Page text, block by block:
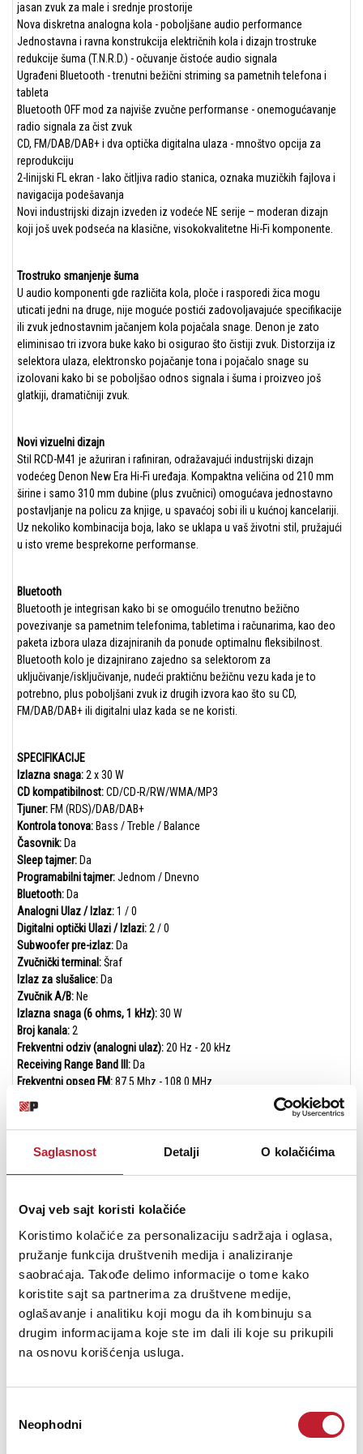
Saglasnost Detalji O kolačićima
Ovaj veb sajt koristi kolačiće
Koristimo kolačiće za personalizaciju sadržaja i oglasa,
pružanje funkcija društvenih medija i analiziranje
saobraćaja. Takođe delimo informacije o tome kako
koristite sajt sa partnerima za društvene medije,
oglašavanje i analitiku koji mogu da ih kombinuju sa
drugim informacijama koje ste im dali ili koje su prikupili
na osnovu korišćenja usluga.
сагласности
Neophodni
jasan zvuk za male i srednje prostorije
Nova diskretna analogna kola - poboljšane audio performance
Jednostavna i ravna konstrukcija električnih kola i dizajn trostruke
redukcije šuma (T.N.R.D.) - očuvanje čistoće audio signala
Ugrađeni Bluetooth - trenutni bežični striming sa pametnih telefona i
tableta
Bluetooth OFF mod za najviše zvučne performanse - onemogućavanje
radio signala za čist zvuk
CD, FM/DAB/DAB+ i dva optička digitalna ulaza - mnoštvo opcija za
reprodukciju
2-linijski FL ekran - lako čitljiva radio stanica, oznaka muzičkih fajlova i
navigacija podešavanja
Novi industrijski dizajn izveden iz vodeće NE serije – moderan dizajn
koji još uvek podseća na klasične, visokokvalitetne Hi-Fi komponente.
Trostruko smanjenje šuma
U audio komponenti gde različita kola, ploče i rasporedi žica mogu
uticati jedni na druge, nije moguće postići zadovoljavajuće specifikacije
ili zvuk jednostavnim jačanjem kola pojačala snage. Denon je zato
eliminisao tri izvora buke kako bi osigurao što čistiji zvuk. Distorzija iz
selektora ulaza, elektronsko pojačanje tona i pojačalo snage su
izolovani kako bi se poboljšao odnos signala i šuma i proizveo još
glatkiji, dramatičniji zvuk.
Novi vizuelni dizajn
Stil RCD-M41 je ažuriran i rafiniran, odražavajući industrijski dizajn
vodećeg Denon New Era Hi-Fi uređaja. Kompaktna veličina od 210 mm
širine i samo 310 mm dubine (plus zvučnici) omogućava jednostavno
postavljanje na policu za knjige, u spavaćoj sobi ili u kućnoj kancelariji.
Uz nekoliko kombinacija boja, lako se uklapa u vaš životni stil, pružajući
u isto vreme besprekorne performanse.
Bluetooth
Bluetooth je integrisan kako bi se omogućilo trenutno bežično
povezivanje sa pametnim telefonima, tabletima i računarima, kao deo
paketa izbora ulaza dizajniranih da ponude optimalnu fleksibilnost.
Bluetooth kolo je dizajnirano zajedno sa selektorom za
uključivanje/isključivanje, nudeći praktičnu bežičnu vezu kada je to
potrebno, plus poboljšani zvuk iz drugih izvora kao što su CD,
FM/DAB/DAB+ ili digitalni ulaz kada se ne koristi.
SPECIFIKACIJE
Izlazna snaga:2 x 30 W
CD kompatibilnost:CD/CD-R/RW/WMA/MP3
Tjuner: FM (RDS)/DAB/DAB+
Kontrola tonova: Bass / Treble / Balance
Časovnik: Da
Sleep tajmer: Da
Programabilni tajmer:Jednom / Dnevno
Bluetooth: Da
Analogni Ulaz / Izlaz:1 / 0
Digitalni optički Ulazi / Izlazi:2 / 0
Subwoofer pre-izlaz: Da
Zvučnički terminal:Šraf
Izlaz za slušalice: Da
Zvučnik A/B: Ne
Izlazna snaga (6 ohms, 1 kHz):30 W
Broj kanala:2
Frekventni odziv (analogni ulaz):20 Hz - 20 kHz
Receiving Range Band III: Da
Frekventni opseg FM:87.5 Mhz - 108.0 MHz
Dostupne boje:
Daljinski upravljač:
Potrošnja snage:70 W
Potrošnja snage u Standby modu:0.3 W
Opis nije dostupan